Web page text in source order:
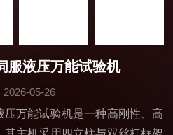
服液压万能试验机
05-26
压万能试验机是一种高刚性、高